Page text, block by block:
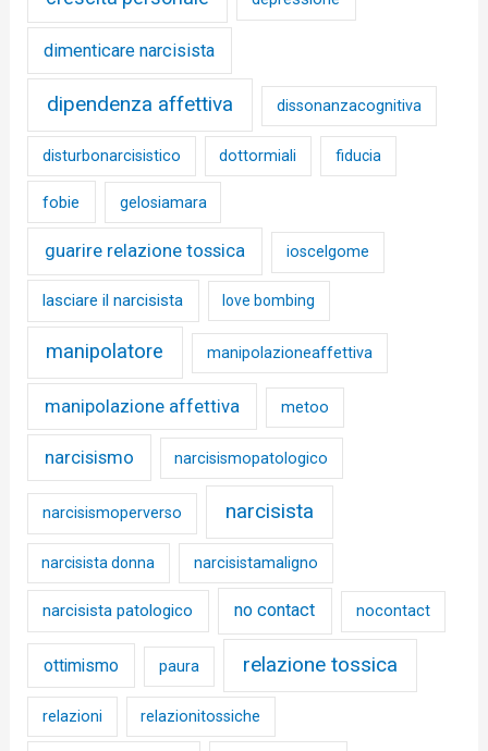
dimenticare narcisista
dipendenza affettiva dissonanzacognitiva
disturbonarcisistico dottormiali fiducia
fobie gelosiamara
guarire relazione tossica ioscelgome
lasciare il narcisista love bombing
manipolatore manipolazioneaffettiva
manipolazione affettiva metoo
narcisismo narcisismopatologico
narcisismoperverso narcisista
narcisista donna narcisistamaligno
narcisista patologico no contact nocontact
ottimismo paura relazione tossica
relazioni relazionitossiche